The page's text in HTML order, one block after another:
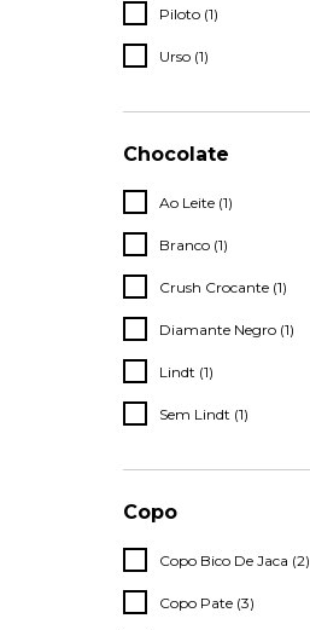
Piloto (1)
Urso (1)
Chocolate
Ao Leite (1)
Branco (1)
Crush Crocante (1)
Diamante Negro (1)
Lindt (1)
Sem Lindt (1)
Copo
Copo Bico De Jaca (2)
Copo Pate (3)